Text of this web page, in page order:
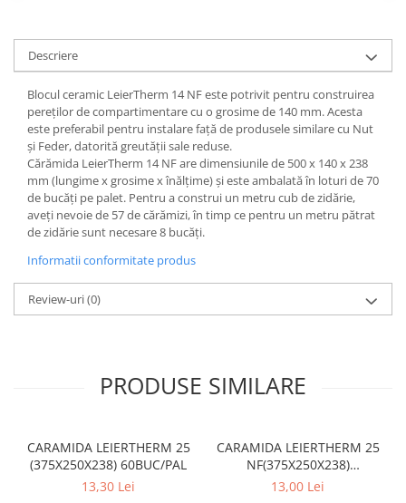
Oțel beton fasonat
Oțel beton neted
Oțel beton striat
Panouri termoizolante
Panouri și plase de gard
Panou bordurat vopsit
Panou bordurat zincat
Plasă de gard sudată zincată
Plasă de gard împletită zincată
Plasă gard
Plasă împletită
Plasă de armare
Tablă
Tablă aluminiu
Tablă aluminiu lisa
Descriere
Blocul ceramic LeierTherm 14 NF este potrivit pentru construirea
pereților de compartimentare cu o grosime de 140 mm. Acesta
este preferabil pentru instalare față de produsele similare cu Nut
și Feder, datorită greutății sale reduse.
Cărămida LeierTherm 14 NF are dimensiunile de 500 x 140 x 238
mm (lungime x grosime x înălțime) și este ambalată în loturi de 70
de bucăți pe palet. Pentru a construi un metru cub de zidărie,
aveți nevoie de 57 de cărămizi, în timp ce pentru un metru pătrat
de zidărie sunt necesare 8 bucăți.
Informatii conformitate produs
Review-uri(0)
PRODUSE SIMILARE
CARAMIDA LEIERTHERM 25
(375X250X238) 60BUC/PAL
13,30 Lei
CARAMIDA LEIERTHERM 25
NF(375X250X238)
60BUC/PAL
13,00 Lei